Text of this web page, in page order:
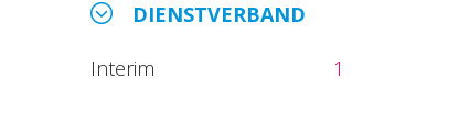
DIENSTVERBAND
Interim 1